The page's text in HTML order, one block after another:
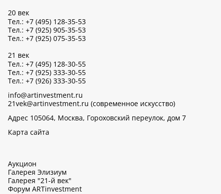
20 век
Тел.: +7 (495) 128-35-53
Тел.: +7 (925) 905-35-53
Тел.: +7 (925) 075-35-53
21 век
Тел.: +7 (495) 128-30-55
Тел.: +7 (925) 333-30-55
Тел.: +7 (926) 333-30-55
info@artinvestment.ru
21vek@artinvestment.ru (современное искусство)
Адрес 105064, Москва, Гороховский переулок, дом 7
Карта сайта
Аукцион
Галерея Элизиум
Галерея "21-й век"
Форум ARTinvestment